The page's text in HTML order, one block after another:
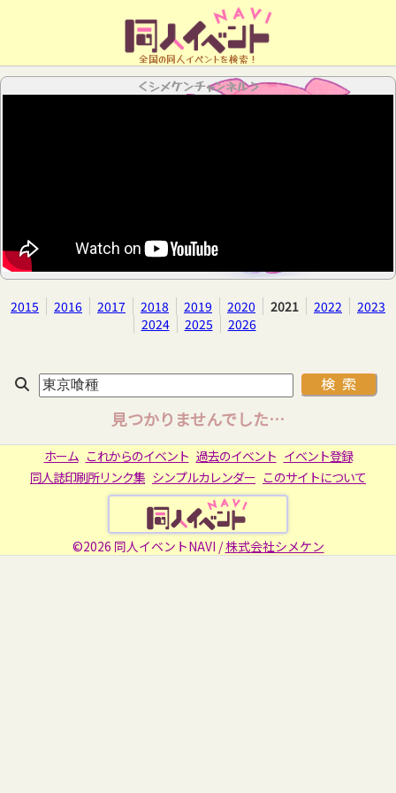
全国の同人イベントを検索！
＜シメケンチャンネル＞
2015 2016 2017 2018 2019 2020 2021 2022
2023
2024
2025 2026
見つかりませんでした…
ホーム これからのイベント 過去のイベント イベント登録
同人誌印刷所リンク集 シンプルカレンダー このサイトについて
©2026 同人イベントNAVI /株式会社シメケン